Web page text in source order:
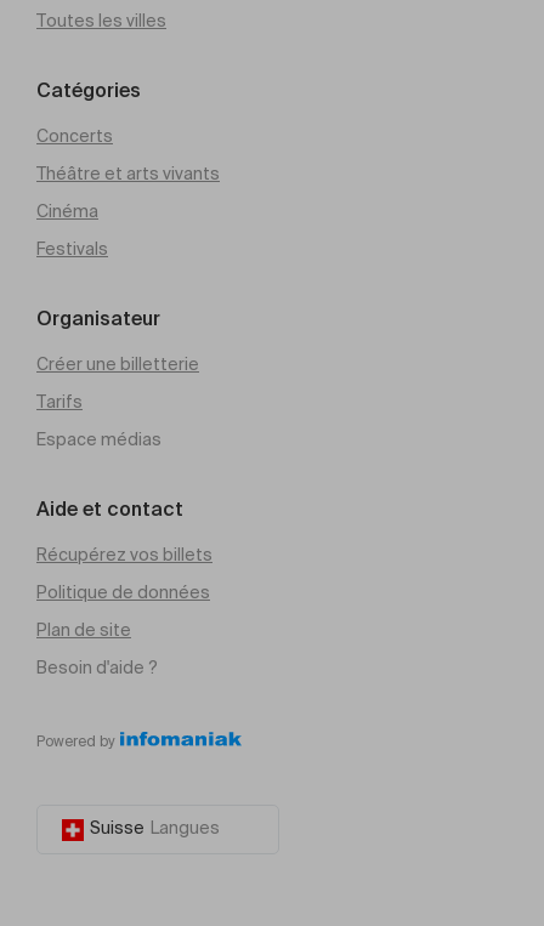
Toutes les villes
Catégories
Concerts
Théâtre et arts vivants
Cinéma
Festivals
Organisateur
Créer une billetterie
Tarifs
Espace médias
Aide et contact
Récupérez vos billets
Politique de données
Plan de site
Besoin d'aide ?
Powered by
Suisse Langues